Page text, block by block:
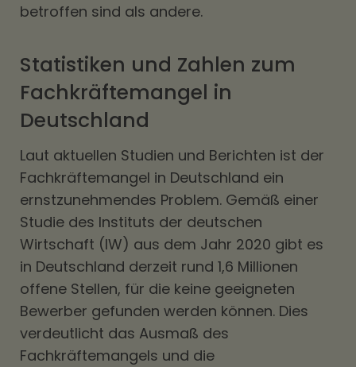
betroffen sind als andere.
Statistiken und Zahlen zum
Fachkräftemangel in
Deutschland
Laut aktuellen Studien und Berichten ist der
Fachkräftemangel in Deutschland ein
ernstzunehmendes Problem. Gemäß einer
Studie des Instituts der deutschen
Wirtschaft (IW) aus dem Jahr 2020 gibt es
in Deutschland derzeit rund 1,6 Millionen
offene Stellen, für die keine geeigneten
Bewerber gefunden werden können. Dies
verdeutlicht das Ausmaß des
Fachkräftemangels und die